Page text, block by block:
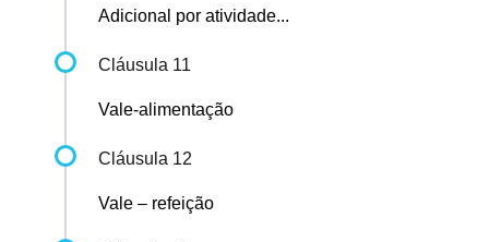
Adicional por atividade...
Cláusula 11
Vale-alimentação
Cláusula 12
Vale – refeição